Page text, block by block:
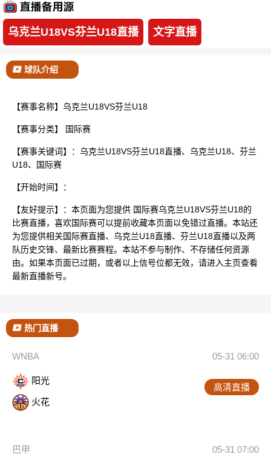
乌克兰U18VS芬兰U18直播 文字直播
球队介绍
【赛事名称】乌克兰U18VS芬兰U18
【赛事分类】 国际赛
【赛事关键词】：乌克兰U18VS芬兰U18直播、乌克兰U18、芬兰
U18、国际赛
【开始时间】：
【友好提示】：本页面为您提供 国际赛乌克兰U18VS芬兰U18的
比赛直播，喜欢国际赛可以提前收藏本页面以免错过直播。本站还
为您提供相关国际赛直播、乌克兰U18直播、芬兰U18直播以及两
队历史交锋、最新比赛赛程。本站不参与制作、不存储任何资源
由。如果本页面已过期，或者以上信号位都无效，请进入主页查看
最新直播新号。
热门直播
WNBA 05-31 06:00
阳光
火花
高清直播
巴甲 05-31 07:00